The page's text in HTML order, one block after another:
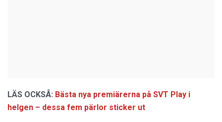
LÄS OCKSÅ: Bästa nya premiärerna på SVT Play i
helgen – dessa fem pärlor sticker ut